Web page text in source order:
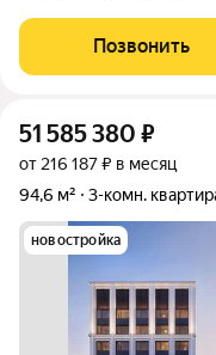
проживанием на время
комнатная квартира.
Позвонить
51 585 380 ₽
от 216 187 ₽ в месяц
94,6 м²
3-комн.
новостройка